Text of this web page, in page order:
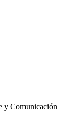
y Comunicación